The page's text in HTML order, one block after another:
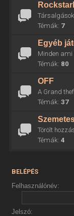
Témák: 7
Egyéb
Minden ami
Témák: 80
OFF
A Grand
Témák: 37
Törölt
Témák: 4
BELÉPÉS
Felhasználónév:
Jelszó: